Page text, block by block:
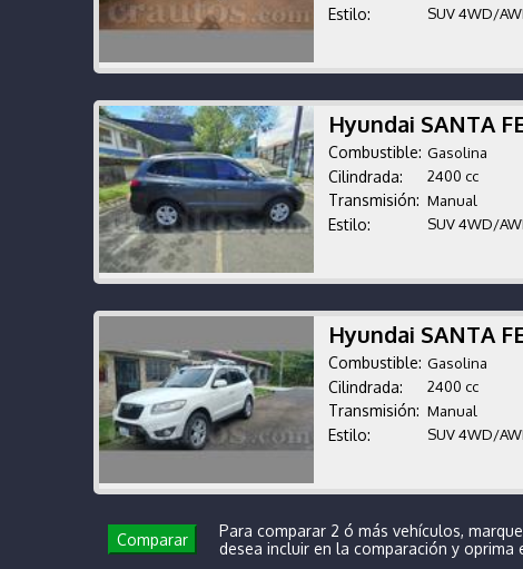
Estilo: SUV 4WD/
Hyundai SANTA
Combustible: Gasolina
Cilindrada: 2400 cc
Transmisión: Manual
Estilo: SUV 4WD/
Hyundai SANTA
Combustible: Gasolina
Cilindrada: 2400 cc
Transmisión: Manual
Estilo: SUV 4WD/
Comparar Para comparar 2 ó más vehículos,
desea incluir en la comparación y oprima